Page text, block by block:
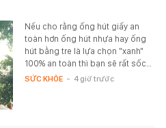
Nếu cho rằng ống hút giấy an
toàn hơn ống hút nhựa hay ống
hút bằng tre là lựa chọn "xanh"
100% an toàn thì bạn sẽ rất sốc…
SỨC KHỎE - 4 giờ trước